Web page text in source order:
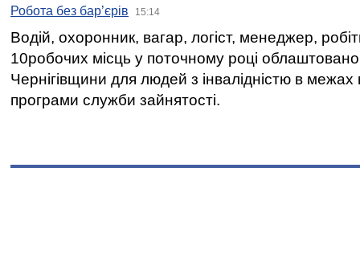
Робота без бар’єрів 15:14
Водій, охоронник, вагар, логіст, менеджер,
10робочих місць у поточному році
Чернігівщини для людей з інвалідністю в межах
програми служби зайнятості.